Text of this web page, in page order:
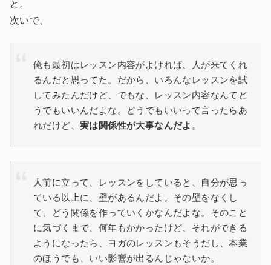
と。
次いで、
俺も最初はレッスン内容がよければ、人が来てくれ
るんだと思ってた。だから、いろんなレッスンを試
してみたんだけど、でもな、レッスン内容なんてど
うでもいいんだよな。どうでもいいって言ったらあ
れだけど、 実は関係性が大事なんだよ 。
人前に立って、レッスンをしていると、自分が思っ
ている以上に、壁があるんだよ。その壁をなくし
て、どう関係を作っていくかなんだよな。そのこと
に気づくまで、何年もかかったけど、それができる
ようになったら、ヨガのレッスンもそうだし、本業
のほうでも、いい影響が出るんじゃないか。